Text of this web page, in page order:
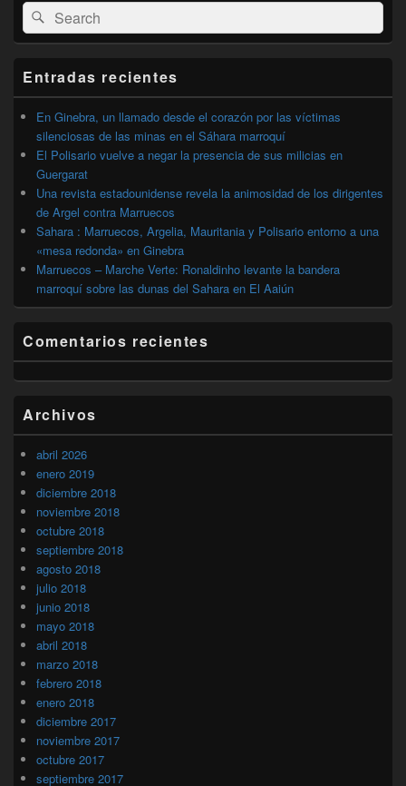
área
de
widget
lateral
primaria
Buscar
por:
Buscar
Entradas recientes
En Ginebra, un llamado desde el corazón por las víctimas
silenciosas de las minas en el Sáhara marroquí
El Polisario vuelve a negar la presencia de sus milicias en
Guergarat
Una revista estadounidense revela la animosidad de los dirigentes
de Argel contra Marruecos
Sahara : Marruecos, Argelia, Mauritania y Polisario entorno a una
«mesa redonda» en Ginebra
Marruecos – Marche Verte: Ronaldinho levante la bandera
marroquí sobre las dunas del Sahara en El Aaiún
Comentarios recientes
Archivos
abril 2026
enero 2019
diciembre 2018
noviembre 2018
octubre 2018
septiembre 2018
agosto 2018
julio 2018
junio 2018
mayo 2018
abril 2018
marzo 2018
febrero 2018
enero 2018
diciembre 2017
noviembre 2017
octubre 2017
septiembre 2017